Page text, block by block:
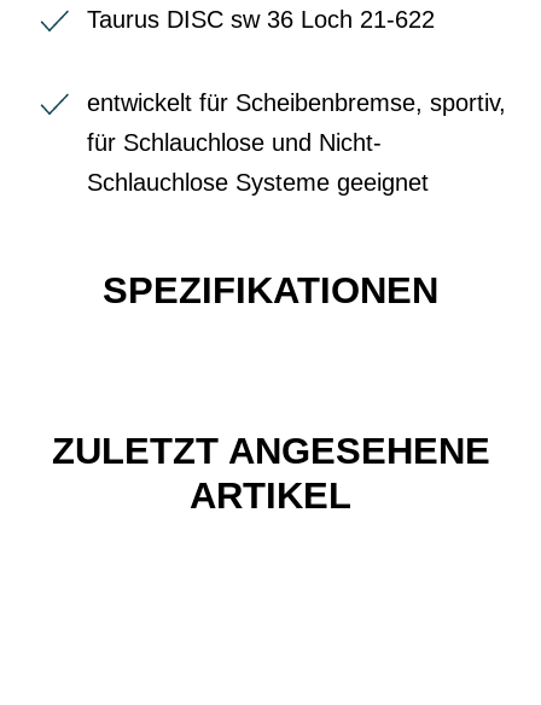
Taurus DISC sw 36 Loch 21-622
entwickelt für Scheibenbremse, sportiv,
für Schlauchlose und Nicht-
Schlauchlose Systeme geeignet
SPEZIFIKATIONEN
ZULETZT ANGESEHENE
ARTIKEL